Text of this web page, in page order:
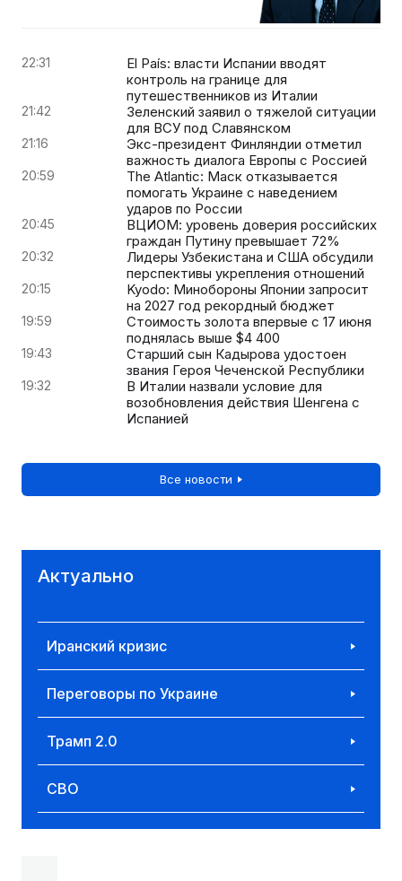
22:31
El País: власти Испании вводят
контроль на границе для
путешественников из Италии
21:42
Зеленский заявил о тяжелой ситуации
для ВСУ под Славянском
21:16
Экс-президент Финляндии отметил
важность диалога Европы с Россией
20:59
The Atlantic: Маск отказывается
помогать Украине с наведением
ударов по России
20:45
ВЦИОМ: уровень доверия российских
граждан Путину превышает 72%
20:32
Лидеры Узбекистана и США обсудили
перспективы укрепления отношений
20:15
Kyodo: Минобороны Японии запросит
на 2027 год рекордный бюджет
19:59
Стоимость золота впервые с 17 июня
поднялась выше $4 400
19:43
Старший сын Кадырова удостоен
звания Героя Чеченской Республики
19:32
В Италии назвали условие для
возобновления действия Шенгена с
Испанией
Все новости
Актуально
Иранский кризис
Переговоры по Украине
Трамп 2.0
СВО